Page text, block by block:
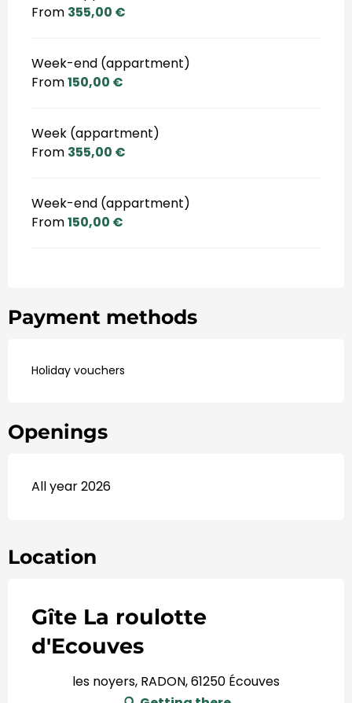
From 355,00 €
Week-end (appartment)
From150,00 €
Week (appartment)
From 355,00 €
Week-end (appartment)
From150,00 €
Payment methods
Holiday vouchers
Openings
All year 2026
Location
Gîte La roulotte
d'Ecouves
les noyers, RADON, 61250 Écouves